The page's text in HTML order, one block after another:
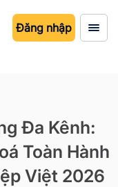
Đăng nhập
Đa Kênh:
Toàn Hành
Việt 2026